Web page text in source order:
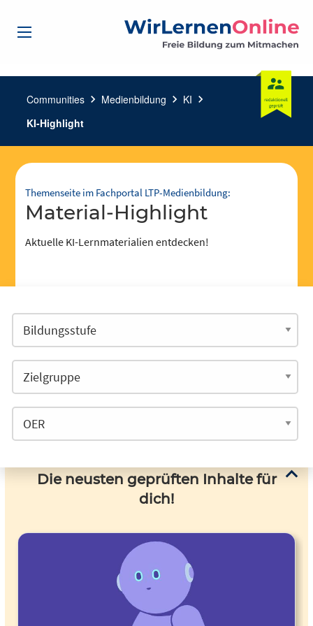
Communities chevron_right Medienbildung chevron_right KI chevron_right
KI-Highlight
Themenseite im Fachportal LTP-Medienbildung:
Material-Highlight
Aktuelle KI-Lernmaterialien entdecken!
Die neusten geprüften Inhalte für
dich!